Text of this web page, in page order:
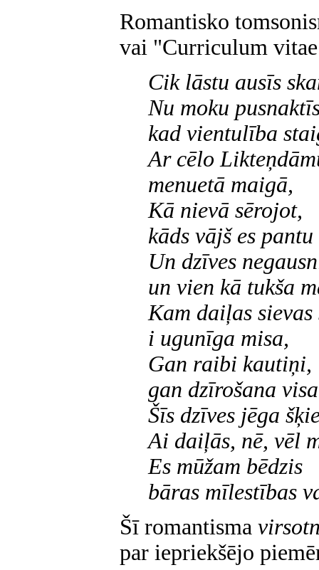
Romantisko
vai "Curriculum
Cik lāstu ausīs
Nu moku
kad vientulība
Ar cēlo
menuetā maigā,
Kā nievā sērojot,
kāds vājš es
Un dzīves
un vien kā tukša
Kam daiļas sievas
i ugunīga misa,
Gan raibi kautiņi,
gan dzīrošana visa
Šīs dzīves jēga
Ai daiļās, nē, vēl
Es mūžam bēdzis
bāras mīlestības
Šī romantisma
par iepriekšējo